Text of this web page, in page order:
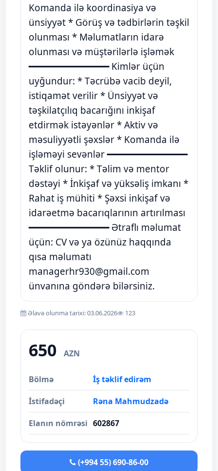
Komanda ilə koordinasiya və
ünsiyyət * Görüş və tədbirlərin təşkil
olunması * Məlumatların idarə
olunması və müştərilərlə işləmək
━━━━━━━━━━━━━━━ Kimlər üçün
uyğundur: * Təcrübə vacib deyil,
istiqamət verilir * Ünsiyyət və
təşkilatçılıq bacarığını inkişaf
etdirmək istəyənlər * Aktiv və
məsuliyyətli şəxslər * Komanda ilə
işləməyi sevənlər ━━━━━━━━━━━━━━━
Təklif olunur: * Təlim və mentor
dəstəyi * İnkişaf və yüksəliş imkanı *
Rahat iş mühiti * Şəxsi inkişaf və
idarəetmə bacarıqlarının artırılması
━━━━━━━━━━━━━━━ Ətraflı məlumat
üçün: CV və ya özünüz haqqında
qısa məlumatı
managerhr930@gmail.com
ünvanına göndərə bilərsiniz.
Əlavə olunma tarixi: 03.06.2026 123
650 AZN
Bölmə İş təklif edirəm
İstifadəçi Rəna Mahmudzadə
Elanın nömrəsi 602867
(+994 55) 690-86-00